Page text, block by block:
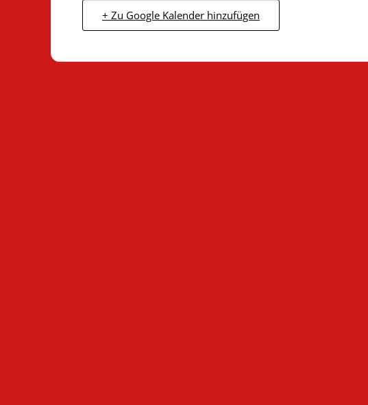
+ Zu Google Kalender hinzufügen